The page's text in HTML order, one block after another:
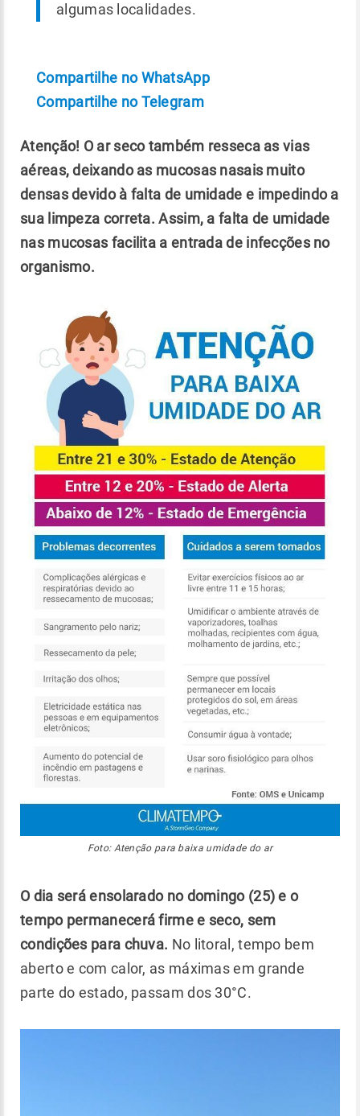
algumas localidades.
Compartilhe no WhatsApp
Compartilhe no Telegram
Atenção! O ar seco também resseca as vias
aéreas, deixando as mucosas nasais muito
densas devido à falta de umidade e impedindo a
sua limpeza correta. Assim, a falta de umidade
nas mucosas facilita a entrada de infecções no
organismo.
Foto: Atenção para baixa umidade do ar
O dia será ensolarado no domingo (25) e o
tempo permanecerá firme e seco, sem
condições para chuva. No litoral, tempo bem
aberto e com calor, as máximas em grande
parte do estado, passam dos 30°C.